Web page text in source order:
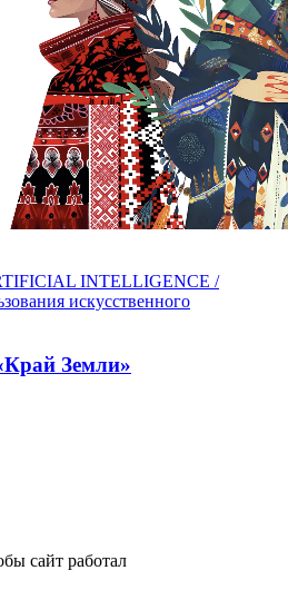
INTELLIGENCE /
искусственного
Земли»
сайт работал